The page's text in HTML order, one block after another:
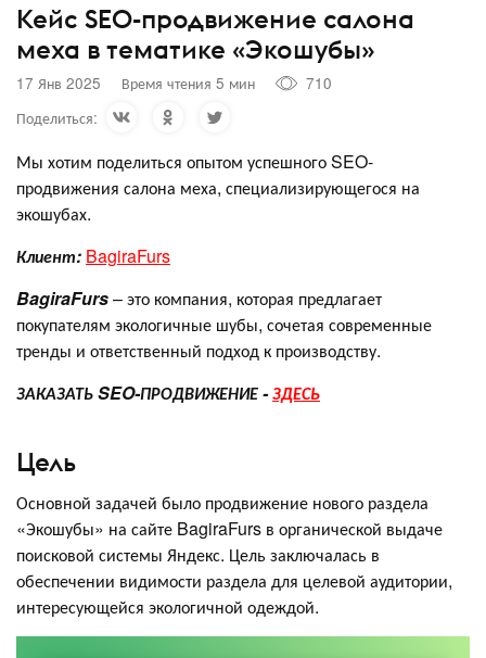
Кейс SEO-продвижение салона
меха в тематике «Экошубы»
17 Янв 2025 Время чтения 5 мин
710
Поделиться:
Мы хотим поделиться опытом успешного SEO-
продвижения салона меха, специализирующегося на
экошубах.
Клиент: BagiraFurs
BagiraFurs– это компания, которая предлагает
покупателям экологичные шубы, сочетая современные
тренды и ответственный подход к производству.
ЗАКАЗАТЬ SEO-ПРОДВИЖЕНИЕ -ЗДЕСЬ
Цель
Основной задачей было продвижение нового раздела
«Экошубы» на сайте BagiraFurs в органической выдаче
поисковой системы Яндекс. Цель заключалась в
обеспечении видимости раздела для целевой аудитории,
интересующейся экологичной одеждой.